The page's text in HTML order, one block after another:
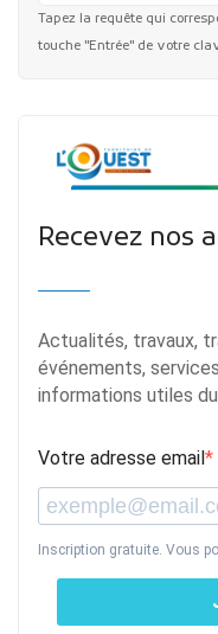
Tapez la requête qui
touche "Entrée" de votre
Recevez nos
Actualités, travaux,
événements,
informations utiles
Votre adresse email
Inscription gratuite. Vous